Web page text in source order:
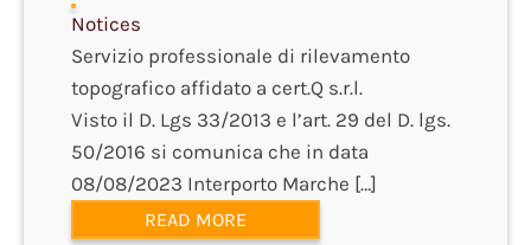
Notices
Servizio professionale di rilevamento
topografico affidato a cert.Q s.r.l.
Visto il D. Lgs 33/2013 e l’art. 29 del D. lgs.
50/2016 si comunica che in data
08/08/2023 Interporto Marche […]
READ MORE